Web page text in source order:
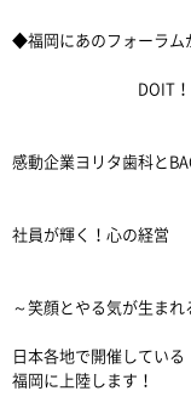
◆福岡にあのフォーラム
DOIT！フォ
感動企業ヨリタ歯科と
社員が輝く！心の経営
～笑顔とやる気が生まれ
日本各地で開催してい
福岡に上陸します！